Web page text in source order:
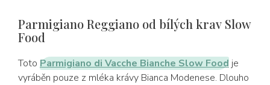
Parmigiano Reggiano od bílých krav Slow
Food
Toto Parmigiano di Vacche Bianche Slow Food je
vyráběn pouze z mléka krávy Bianca Modenese. Dlouho